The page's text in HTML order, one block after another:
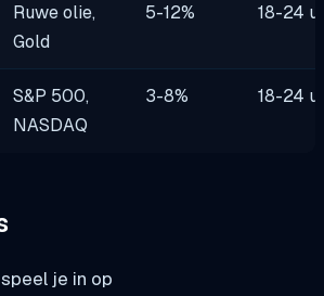
Ruwe olie,
Gold
5-12% 18-24
S&P 500,
NASDAQ
3-8% 18-24
je in op